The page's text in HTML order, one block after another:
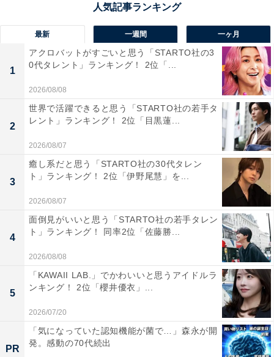
1位：北川景子
最新 一週間 一ヶ月
1
アクロバットがすごいと思う「STARTO社の3
0代タレント」ランキング！ 2位「...
2026/08/08
2
世界で活躍できると思う「STARTO社の若手タ
レント」ランキング！ 2位「目黒蓮...
2026/08/07
3
癒し系だと思う「STARTO社の30代タレン
ト」ランキング！ 2位「伊野尾慧」を...
2026/08/07
4
面倒見がいいと思う「STARTO社の若手タレン
ト」ランキング！ 同率2位「佐藤勝...
2026/08/08
5
「KAWAII LAB.」でかわいいと思うアイドルラ
ンキング！ 2位「櫻井優衣」...
2026/07/20
PR
「気になっていた認知機能が菌で…」森永が開
発。感動の70代続出